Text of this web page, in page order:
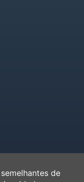
de